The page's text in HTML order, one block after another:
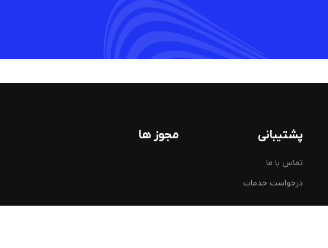
پشتیبانی
تماس با ما
درخواست خدمات
مجوز ها